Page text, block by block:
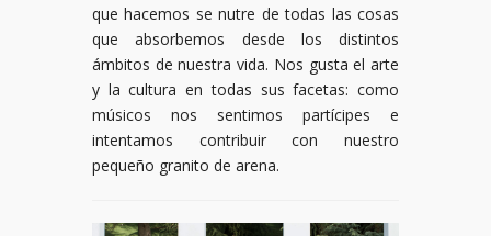
que hacemos se nutre de todas las cosas
que absorbemos desde los distintos
ámbitos de nuestra vida. Nos gusta el arte
y la cultura en todas sus facetas: como
músicos nos sentimos partícipes e
intentamos contribuir con nuestro
pequeño granito de arena.